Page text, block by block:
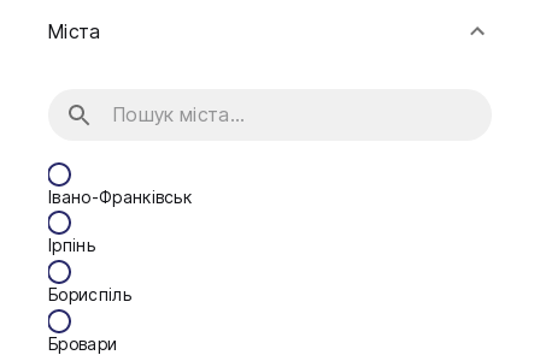
Міста
Івано-Франківськ
Ірпінь
Бориспіль
Бровари